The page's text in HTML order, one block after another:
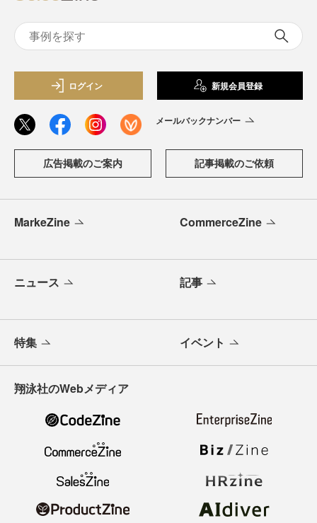
ログイン 新規会員登録
メールバックナンバー
広告掲載のご案内 記事掲載のご依頼
MarkeZine CommerceZine
ニュース 記事
特集 イベント
翔泳社のWebメディア